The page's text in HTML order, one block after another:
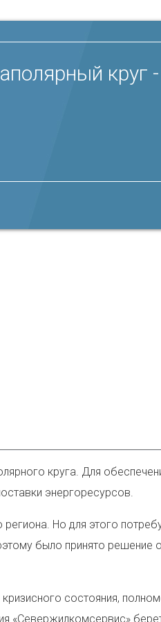
круг -
круга. Для
энергоресурсов.
Но для этого
было принято решение
состояния,
«Севержилкомсервис»